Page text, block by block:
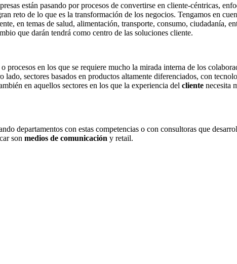
están pasando por procesos de convertirse en cliente-céntricas,
reto de lo que es la transformación de los negocios. Tengamos en
en temas de salud, alimentación, transporte, consumo, ciudadanía,
que darán tendrá como centro de las soluciones cliente.
en los que se requiere mucho la mirada interna de los
sectores basados en productos altamente diferenciados, con
en aquellos sectores en los que la experiencia del cliente necesita
departamentos con estas competencias o con consultoras que
son medios de comunicación y retail.